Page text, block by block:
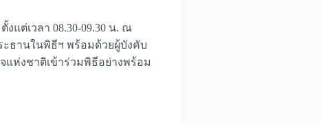
แต่เวลา 08.30-09.30 น. ณ
ะธานในพิธีฯ พร้อมด้วยผู้บังคับ
ห่งชาติเข้าร่วมพิธีอย่างพร้อม